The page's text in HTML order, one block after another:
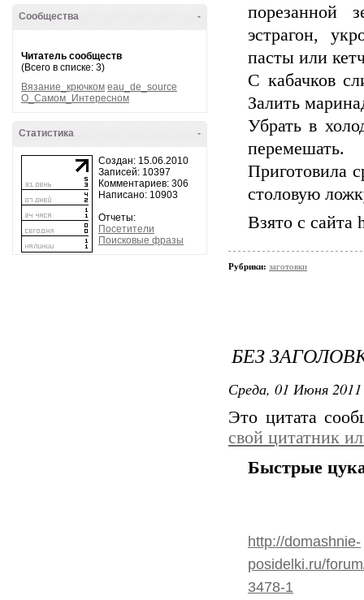
-
Сообщества
Читатель сообществ
(Всего в списке: 3)
Вязание_крючком eau_de_source
О_Самом_Интересном
-
Статистика
Создан: 15.06.2010
Записей: 10397
Комментариев: 306
Написано: 10903
Отчеты:
Посетители
Поисковые фразы
порезанной
эстрагон,
пасты или
С кабачков
Залить
Убрать в
перемешать.
Приготовила
столовую
Взято с сайта
Рубрики: заготовки
БЕЗ
Среда, 01 Июня
Это цитата
свой цитатник
Быстрые
http://domashnie-
posidelki.ru/
3478-1